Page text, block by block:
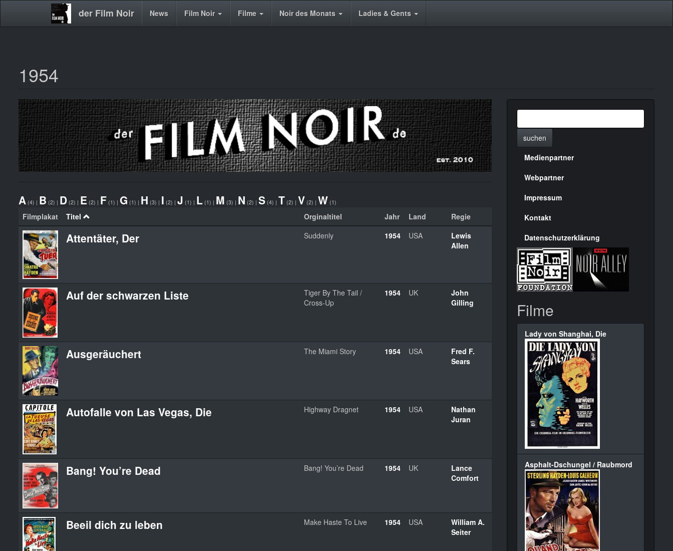
der Film Noir
Main News Film Noir Filme Noir des Monats Ladies & Gents
1954
A (4) | B (2) | D (2) | E (2) | F (1) | G (1) | H (3) | I (2) | J (1) | L (1) | M (3) | N (2) | S (4) | T (2) | V (2) | W (1)
Filmplakat Titel Orginaltitel Jahr Land Regie
Attentäter, Der Suddenly 1954 USA
Lewis
Allen
Auf der schwarzen Liste
Tiger By The Tail /
Cross-Up
1954 UK
John
Gilling
Ausgeräuchert The Miami Story 1954 USA
Fred F.
Sears
Autofalle von Las Vegas, Die Highway Dragnet 1954 USA
Nathan
Juran
Bang! You’re Dead Bang! You’re Dead 1954 UK
Lance
Comfort
Beeil dich zu leben Make Haste To Live 1954 USA
William A.
Seiter
suchen
Menülinks
rechte
Seite
Medienpartner
Webpartner
Impressum
Kontakt
Datenschutzerklärung
Filme
Lady von Shanghai, Die
Asphalt-Dschungel / Raubmord